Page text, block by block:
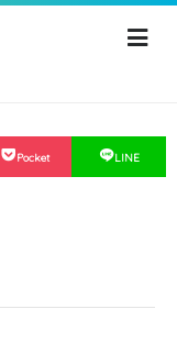
Pocket LINE